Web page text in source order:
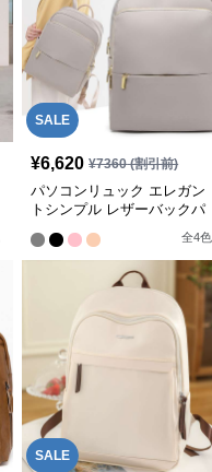
SALE
¥6,620 ¥7360(割引前)
パソコンリュック エレガン
トシンプル レザーバックパ
全4色
SALE